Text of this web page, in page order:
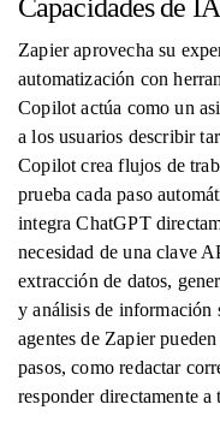
Capacidades de IA
Zapier aprovecha su
automatización con
Copilot actúa como un
a los usuarios describir
Copilot crea flujos de
prueba cada paso
integra ChatGPT
necesidad de una clave
extracción de datos,
y análisis de información
agentes de Zapier
pasos, como redactar
responder directamente